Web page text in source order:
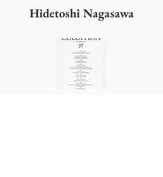
Hidetoshi Nagasawa